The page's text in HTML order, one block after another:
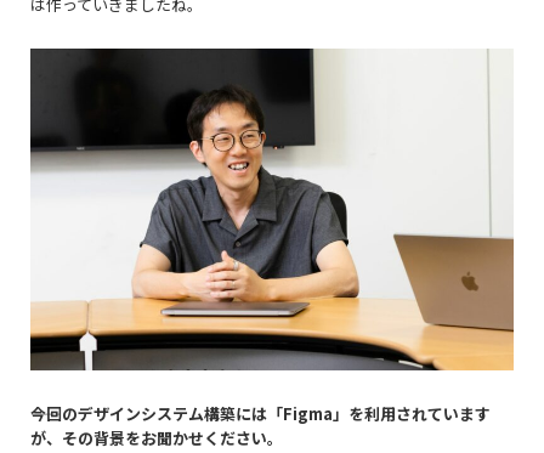
は作っていきましたね。
――今回のデザインシステム構築には「Figma」を利用されています
が、その背景をお聞かせください。